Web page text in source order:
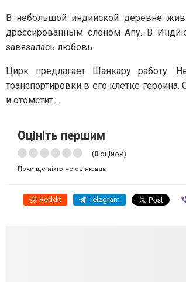
В небольшой индийской деревне
дрессированным слоном Aпу. В
завязалась любовь.
Цирк предлагает Шанкару работу.
транспортировки в его клетке
и отомстит…
Оцініть першим
(0 оцінок)
Поки ще ніхто не оцінював
Reddit Telegram